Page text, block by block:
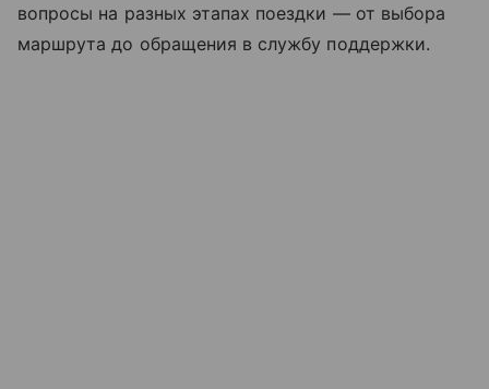
вопросы на разных этапах поездки — от выбора
маршрута до обращения в службу поддержки.